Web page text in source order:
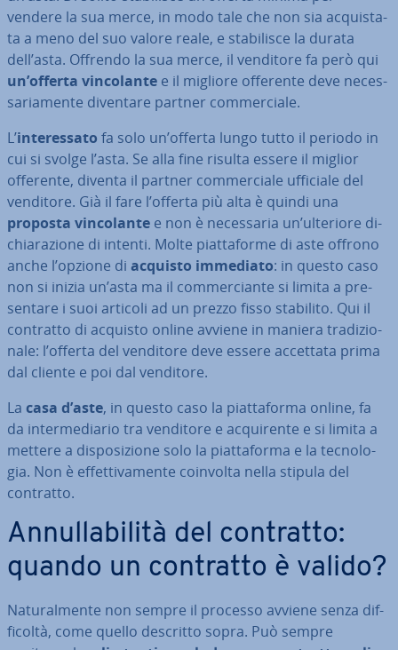
vendere la sua merce, in modo tale che non sia ac­qui­sta­
ta a meno del suo valore reale, e sta­bi­li­sce la durata
dell’asta. Offrendo la sua merce, il venditore fa però qui
un’offerta vin­co­lan­te e il migliore offerente deve ne­ces­
sa­ria­men­te diventare partner com­mer­cia­le.
L’in­te­res­sa­to fa solo un’offerta lungo tutto il periodo in
cui si svolge l’asta. Se alla fine risulta essere il miglior
offerente, diventa il partner com­mer­cia­le ufficiale del
venditore. Già il fare l’offerta più alta è quindi una
proposta vin­co­lan­te e non è ne­ces­sa­ria un’ulteriore di­
chia­ra­zio­ne di intenti. Molte piat­ta­for­me di aste offrono
anche l’opzione di acquisto immediato: in questo caso
non si inizia un’asta ma il com­mer­cian­te si limita a pre­
sen­ta­re i suoi articoli ad un prezzo fisso stabilito. Qui il
contratto di acquisto online avviene in maniera tra­di­zio­
na­le: l’offerta del venditore deve essere accettata prima
dal cliente e poi dal venditore.
La casa d’aste, in questo caso la piat­ta­for­ma online, fa
da in­ter­me­dia­rio tra venditore e ac­qui­ren­te e si limita a
mettere a di­spo­si­zio­ne solo la piat­ta­for­ma e la tec­no­lo­
gia. Non è ef­fet­ti­va­men­te coinvolta nella stipula del
contratto.
An­nul­la­bi­li­tà del contratto:
quando un contratto è valido?
Na­tu­ral­men­te non sempre il processo avviene senza dif­
fi­col­tà, come quello descritto sopra. Può sempre